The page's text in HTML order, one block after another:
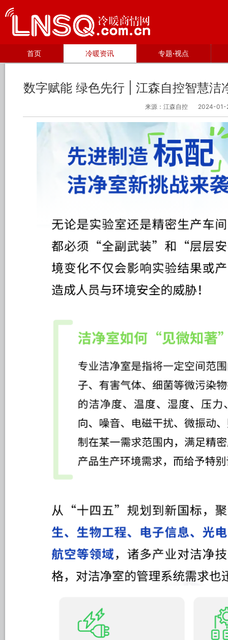
首页 冷暖资讯 专题·视点
数字赋能 绿色先行 | 江森自控智慧洁
来源：江森自控 2024-01-